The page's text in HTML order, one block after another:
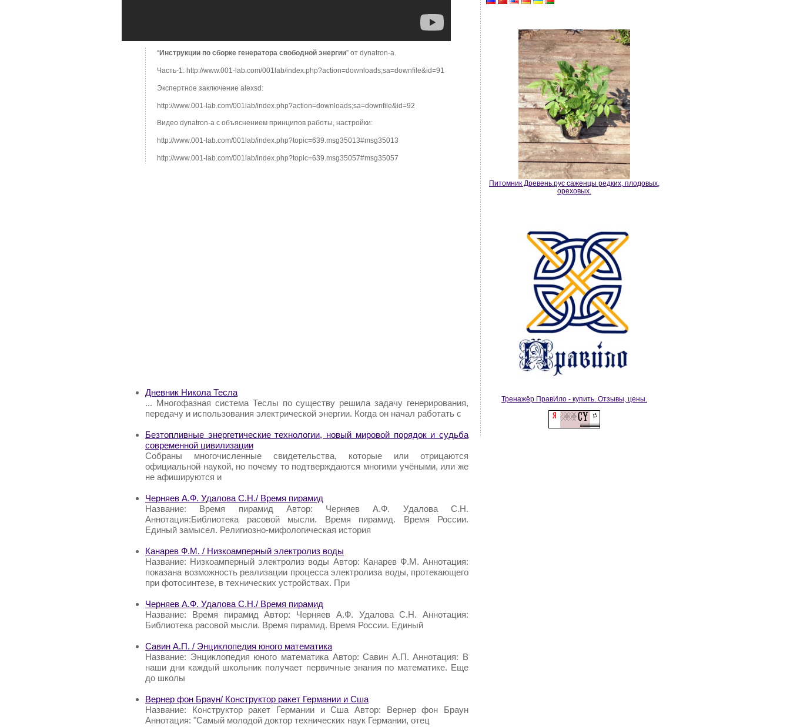
“Инструкции по сборке генератора свободной энергии” от dynatron-a.
Часть-1: http://www.001-lab.com/001lab/index.php?action=downloads;sa=downfile&id=91
Экспертное заключение alexsd:
http://www.001-lab.com/001lab/index.php?action=downloads;sa=downfile&id=92
Видео dynatron-a с объяснением принципов работы, настройки:
http://www.001-lab.com/001lab/index.php?topic=639.msg35013#msg35013
http://www.001-lab.com/001lab/index.php?topic=639.msg35057#msg35057
Дневник Никола Тесла
... Многофазная система Теслы по существу решила задачу генерирования,
передачу и использования электрической энергии. Когда он начал работать с
Безтопливные энергетические технологии, новый мировой порядок и судьба
современной цивилизации
Собраны многочисленные свидетельства, которые или отрицаются
официальной наукой, но почему то подтверждаются многими учёными, или же
не афишируются и
Черняев А.Ф. Удалова С.Н./ Время пирамид
Название: Время пирамид Автор: Черняев А.Ф. Удалова С.Н.
Аннотация:Библиотека расовой мысли. Время пирамид. Время России.
Единый замысел. Религиозно-мифологическая история
Канарев Ф.М. / Низкоамперный электролиз воды
Название: Низкоамперный электролиз воды Автор: Канарев Ф.М. Аннотация:
показана возможность реализации процесса электролиза воды, протекающего
при фотосинтезе, в технических устройствах. При
Черняев А.Ф. Удалова С.Н./ Время пирамид
Название: Время пирамид Автор: Черняев А.Ф. Удалова С.Н. Аннотация:
Библиотека расовой мысли. Время пирамид. Время России. Единый
Савин А.П. / Энциклопедия юного математика
Название: Энциклопедия юного математика Автор: Савин А.П. Аннотация: В
наши дни каждый школьник получает первичные знания по математике. Еще
до школы
Вернер фон Браун/ Конструктор ракет Германии и Cша
Название: Конструктор ракет Германии и Cша Автор: Вернер фон Браун
Аннотация: "Самый молодой доктор технических наук Германии, отец
Питомник Древень.рус саженцы редких, плодовых,
ореховых.
Тренажёр ПравИло - купить. Отзывы, цены.